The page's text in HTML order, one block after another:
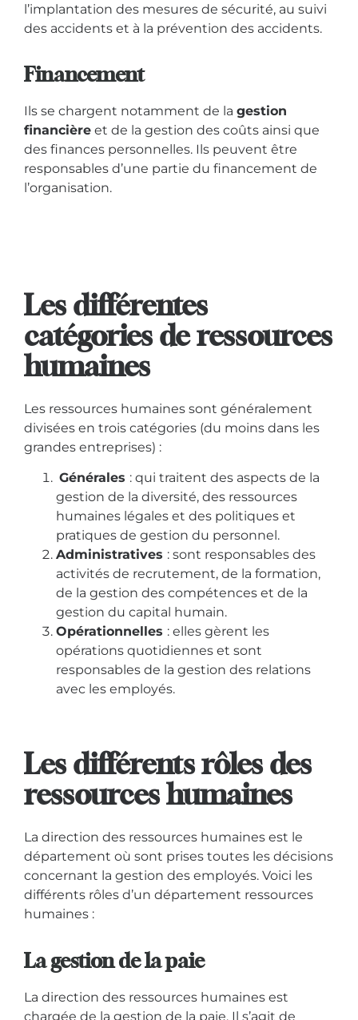
l’implantation des mesures de sécurité, au suivi
des accidents et à la prévention des accidents.
Financement
Ils se chargent notamment de la gestion
financière et de la gestion des coûts ainsi que
des finances personnelles. Ils peuvent être
responsables d’une partie du financement de
l’organisation.
Les différentes
catégories de ressources
humaines
Les ressources humaines sont généralement
divisées en trois catégories (du moins dans les
grandes entreprises) :
Générales : qui traitent des aspects de la
gestion de la diversité, des ressources
humaines légales et des politiques et
pratiques de gestion du personnel.
Administratives : sont responsables des
activités de recrutement, de la formation,
de la gestion des compétences et de la
gestion du capital humain.
Opérationnelles : elles gèrent les
opérations quotidiennes et sont
responsables de la gestion des relations
avec les employés.
Les différents rôles des
ressources humaines
La direction des ressources humaines est le
département où sont prises toutes les décisions
concernant la gestion des employés. Voici les
différents rôles d’un département ressources
humaines :
La gestion de la paie
La direction des ressources humaines est
chargée de la gestion de la paie. Il s’agit de